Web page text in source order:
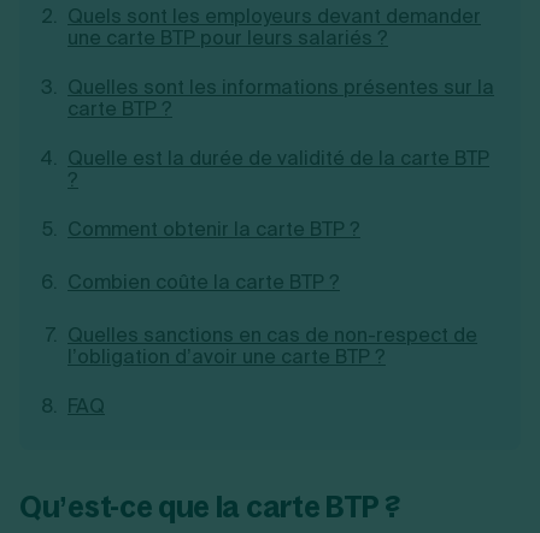
Par besoin
Je suis autonome
Je souhaite être accompagné
comptable LS Compta
Création de micro-entreprise
Devenir auto entrepreneur
Création de SASU
Création de SARL
Création de SCI
Création d'association
Ouverture compte pro
Création d'entreprise
Quels sont les employeurs devant demander
une carte BTP pour leurs salariés ?
Quelles sont les informations présentes sur la
carte BTP ?
Quelle est la durée de validité de la carte BTP
?
Comment obtenir la carte BTP ?
Combien coûte la carte BTP ?
Quelles sanctions en cas de non-respect de
l’obligation d’avoir une carte BTP ?
FAQ
Qu’est-ce que la carte BTP ?